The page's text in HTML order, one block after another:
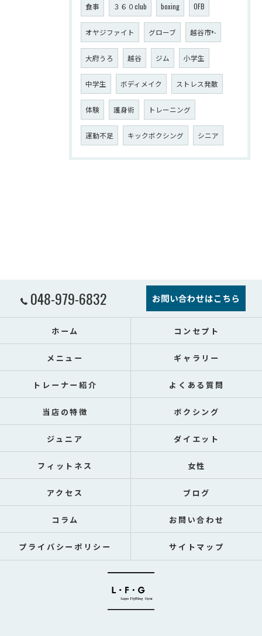
食事 ３６０club boxing OFB
オヤジファイト グローブ 越谷市+-
大府うろ 越谷 ジム 小学生
中学生 ボディメイク ストレス発散
体験 護身術 トレーニング
運動不足 キックボクシング シニア
048-979-6832 お問い合わせはこちら
ホーム コンセプト
メニュー ギャラリー
トレーナー紹介 よくある質問
当店の特徴 ボクシング
ジュニア ダイエット
フィットネス 女性
アクセス ブログ
コラム お問い合わせ
プライバシーポリシー サイトマップ